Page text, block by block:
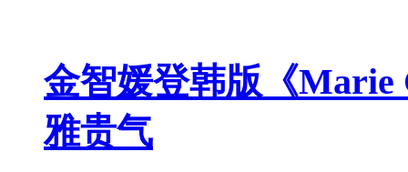
金智媛登韩版《Marie
雅贵气